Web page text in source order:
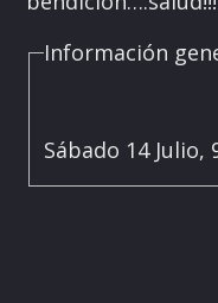
Información
Sábado 14 Julio,